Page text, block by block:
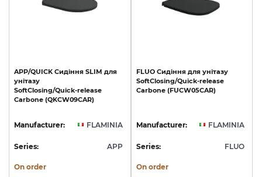
APP/QUICK Сидіння SLIM для
унітазу
SoftClosing/Quick-release
Carbone (QKCW09CAR)
Manufacturer: FLAMINIA
Series: APP
On order
FLUO Сидіння для унітазу
SoftClosing/Quick-release
Carbone (FUCW05CAR)
Manufacturer: FLAMINIA
Series: FLUO
On order